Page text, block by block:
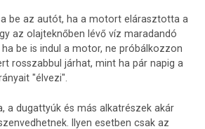
be az autót, ha a motort elárasztotta a
az olajteknőben lévő víz maradandó
be is indul a motor, ne próbálkozzon
rosszabbul járhat, mint ha pár napig a
"élvezi".
a dugattyúk és más alkatrészek akár
Ilyen esetben csak az